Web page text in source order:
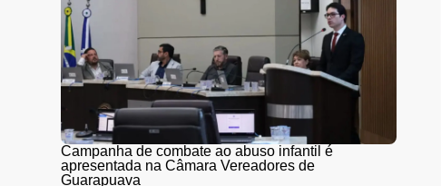
Campanha de combate ao abuso infantil é
apresentada na Câmara Vereadores de
Guarapuava